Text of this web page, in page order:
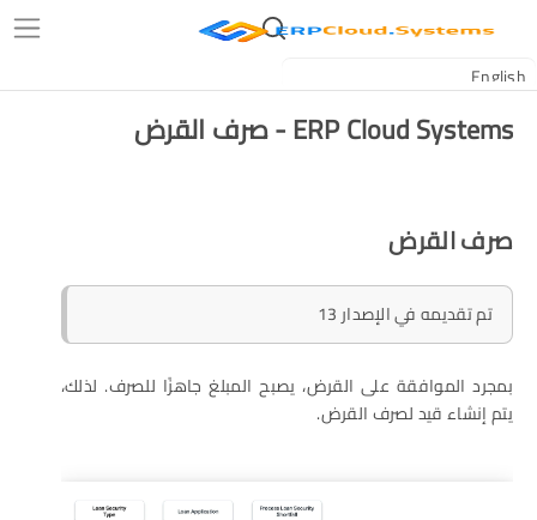
ERP Cloud Systems - صرف القرض
صرف القرض
تم تقديمه في الإصدار 13
بمجرد الموافقة على القرض، يصبح المبلغ جاهزًا للصرف. لذلك،
يتم إنشاء قيد لصرف القرض.